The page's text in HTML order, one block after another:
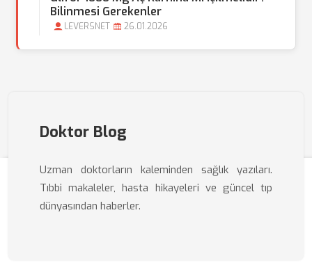
Bilinmesi Gerekenler
LEVERSNET 26.01.2026
Doktor Blog
Uzman doktorların kaleminden sağlık yazıları.
Tıbbi makaleler, hasta hikayeleri ve güncel tıp
dünyasından haberler.